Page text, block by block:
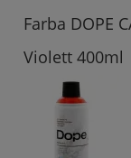
Farba DOPE
Violett 400ml